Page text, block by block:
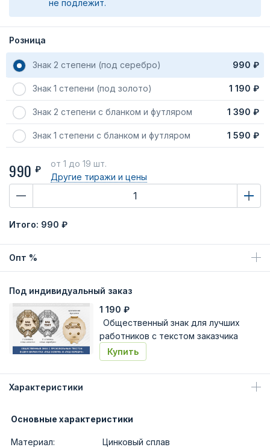
не подлежит.
Розница
Знак 2 степени (под серебро) 990 ₽
Знак 1 степени (под золото) 1 190 ₽
Знак 2 степени с бланком и футляром 1 390 ₽
Знак 1 степени с бланком и футляром 1 590 ₽
990 ₽
от 1 до 19 шт.
Другие тиражии цены
Итого: 990 ₽
Опт %
Под индивидуальный заказ
1 190 ₽
Общественный знак для лучших
работников с текстом заказчика
Купить
Характеристики
Основные характеристики
Материал: Цинковый сплав